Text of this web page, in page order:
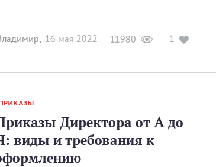
16 мая 2022 11980 1
Директора от А до
виды и требования к